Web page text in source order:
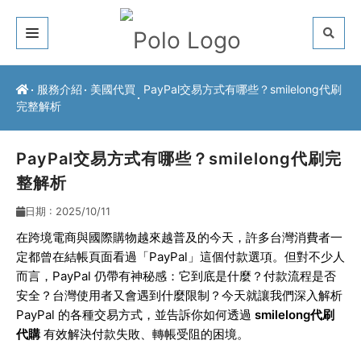
關於我們
服務介紹
常見問題
最新公告
聯絡方式
服務介紹 美國代買
PayPal交易方式有哪些？smilelong代刷
完整解析
PayPal交易方式有哪些？smilelong代刷完
整解析
日期 : 2025/10/11
在跨境電商與國際購物越來越普及的今天，許多台灣消費者一
定都曾在結帳頁面看過「PayPal」這個付款選項。但對不少人
而言，PayPal 仍帶有神秘感：它到底是什麼？付款流程是否
安全？台灣使用者又會遇到什麼限制？今天就讓我們深入解析
PayPal 的各種交易方式，並告訴你如何透過 smilelong代刷
代購 有效解決付款失敗、轉帳受阻的困境。